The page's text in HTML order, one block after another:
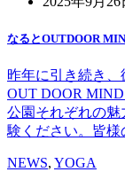
なるとOUTDOOR
昨年に引き続き
OUT DOOR
公園それぞれの
験ください。皆
NEWS, YOGA